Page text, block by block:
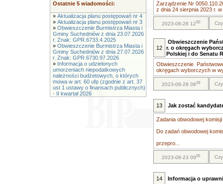
Ostatnie 5 wiadomości:
» Aktualizacja planu postępowań nr 4
» Aktualizacja planu postępowań nr 3
» Obwieszczenie Burmistrza Miasta i
Gminy Suchedniów z dnia 23.07.2026
r. Znak: GPR.6733.4.2025
» Obwieszczenie Burmistrza Miasta i
Gminy Suchedniów z dnia 27.07.2026
r. Znak: GPR.6730.97.2026
» Informacja o udzielonych
umorzeniach niepodatkowych
należności budżetowych, o których
mowa w art. 60 ufp (zgodnie z art. 37
ust 1 ustawy o finansach publicznych)
- II kwartał 2026
Zarządzenie Nr
z dnia 24 sierpnia 2023 r. w
2023-08-28 1250
12
Obwieszczenie
r. o okręgach
Polskiej i do Senatu
Obwieszczenie
okręgach wyborczych w
2023-08-28 0829
13 Jak zostać
Zadania obwodowej
Do zadań obwodowej
przepro...
2023-08-23 0905
14 Informacja o